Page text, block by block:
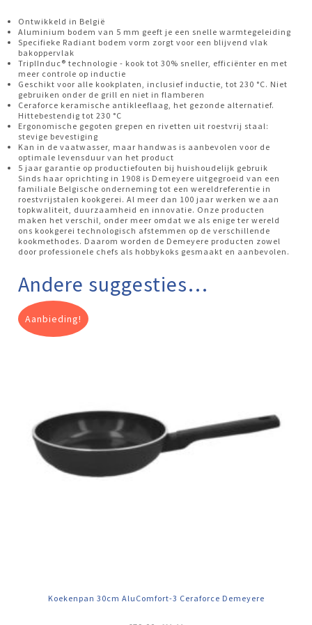
Ontwikkeld in België
Aluminium bodem van 5 mm geeft je een snelle warmtegeleiding
Specifieke Radiant bodem vorm zorgt voor een blijvend vlak
bakoppervlak
TriplInduc® technologie - kook tot 30% sneller, efficiënter en met
meer controle op inductie
Geschikt voor alle kookplaten, inclusief inductie, tot 230 °C. Niet
gebruiken onder de grill en niet in flamberen
Ceraforce keramische antikleeflaag, het gezonde alternatief.
Hittebestendig tot 230 °C
Ergonomische gegoten grepen en rivetten uit roestvrij staal:
stevige bevestiging
Kan in de vaatwasser, maar handwas is aanbevolen voor de
optimale levensduur van het product
5 jaar garantie op productiefouten bij huishoudelijk gebruik
Sinds haar oprichting in 1908 is Demeyere uitgegroeid van een
familiale Belgische onderneming tot een wereldreferentie in
roestvrijstalen kookgerei. Al meer dan 100 jaar werken we aan
topkwaliteit, duurzaamheid en innovatie. Onze producten
maken het verschil, onder meer omdat we als enige ter wereld
ons kookgerei technologisch afstemmen op de verschillende
kookmethodes. Daarom worden de Demeyere producten zowel
door professionele chefs als hobbykoks gesmaakt en aanbevolen.
Andere suggesties…
Aanbieding!
Koekenpan 30cm AluComfort-3 Ceraforce Demeyere